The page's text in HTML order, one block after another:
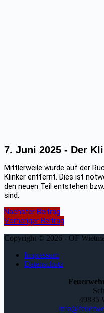
7. Juni 2025 - Der
Mittlerweile wurde auf der
Klinker entfernt. Dies ist
den neuen Teil entstehen
sind.
Nächster Beitrag
Vorheriger Beitrag
Copyright © 2026 - OF
Impressum
Datenschutz
49835